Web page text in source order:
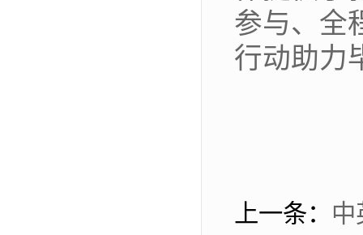
参与、全
行动助力
上一条：